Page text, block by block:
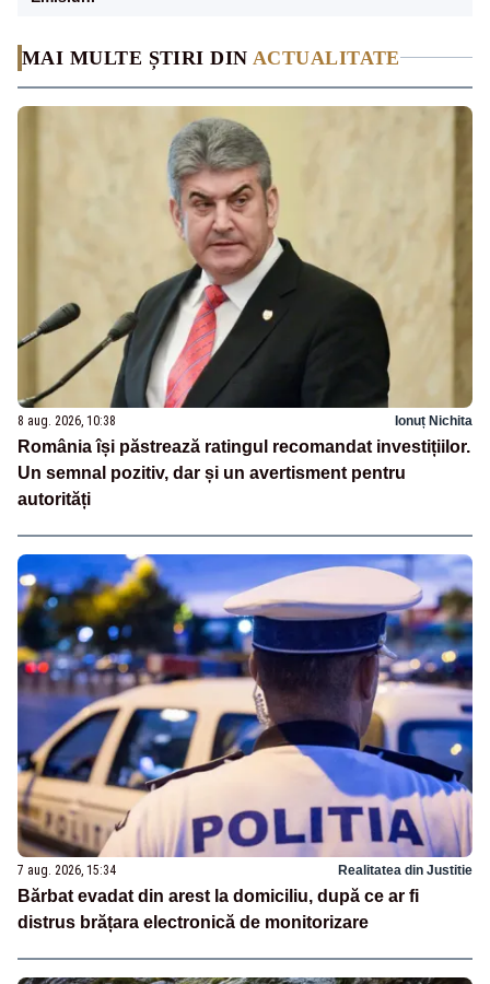
MAI MULTE ȘTIRI DIN ACTUALITATE
8 aug. 2026, 10:38 Ionuț Nichita
România își păstrează ratingul recomandat investițiilor.
Un semnal pozitiv, dar și un avertisment pentru
autorități
7 aug. 2026, 15:34 Realitatea din Justitie
Bărbat evadat din arest la domiciliu, după ce ar fi
distrus brățara electronică de monitorizare